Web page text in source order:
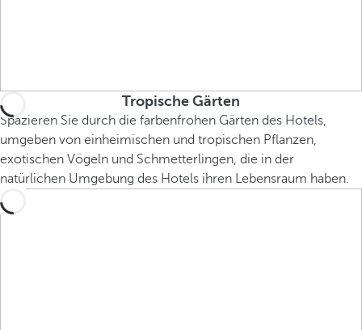
Tropische Gärten
Spazieren Sie durch die farbenfrohen Gärten des Hotels,
umgeben von einheimischen und tropischen Pflanzen,
exotischen Vögeln und Schmetterlingen, die in der
natürlichen Umgebung des Hotels ihren Lebensraum haben.